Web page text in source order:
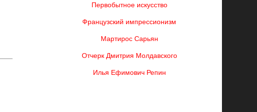
Первобытное искусство
Французский импрессионизм
Мартирос Сарьян
Отчерк Дмитрия Молдавского
Илья Ефимович Репин